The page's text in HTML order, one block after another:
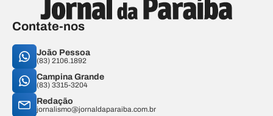
Contate-nos
João Pessoa
(83) 2106.1892
Campina Grande
(83) 3315-3204
Redação
jornalismo@jornaldaparaiba.com.br